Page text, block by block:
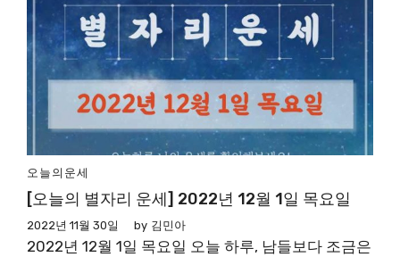
오늘의운세
[오늘의 별자리 운세] 2022년 12월 1일 목요일
2022년 11월 30일 by 김민아
2022년 12월 1일 목요일 오늘 하루, 남들보다 조금은